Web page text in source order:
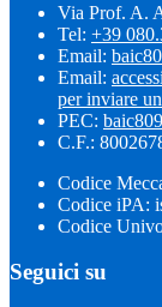
Via Prof. A.
Tel: +39
Email:
Email:
per inviare
PEC:
C.F.:
Codice
Codice iPA:
Codice
Seguici su